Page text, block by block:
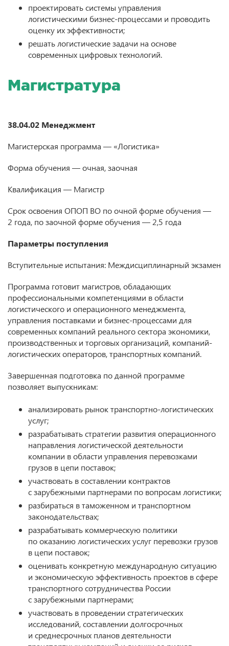
проектировать системы управления
логистическими бизнес-процессами и проводить
оценку их эффективности;
решать логистические задачи на основе
современных цифровых технологий.
Магистратура
38.04.02 Менеджмент
Магистерская программа — «Логистика»
Форма обучения — очная, заочная
Квалификация — Магистр
Срок освоения ОПОП ВО по очной форме обучения —
2 года, по заочной форме обучения — 2,5 года
Параметры поступления
Вступительные испытания: Междисциплинарный экзамен
Программа готовит магистров, обладающих
профессиональными компетенциями в области
логистического и операционного менеджмента,
управления поставками и бизнес-процессами для
современных компаний реального сектора экономики,
производственных и торговых организаций, компаний-
логистических операторов, транспортных компаний.
Завершенная подготовка по данной программе
позволяет выпускникам:
анализировать рынок транспортно-логистических
услуг;
разрабатывать стратегии развития операционного
направления логистической деятельности
компании в области управления перевозками
грузов в цепи поставок;
участвовать в составлении контрактов
с зарубежными партнерами по вопросам логистики;
разбираться в таможенном и транспортном
законодательствах;
разрабатывать коммерческую политики
по оказанию логистических услуг перевозки грузов
в цепи поставок;
оценивать конкретную международную ситуацию
и экономическую эффективность проектов в сфере
транспортного сотрудничества России
с зарубежными партнерами;
участвовать в проведении стратегических
исследований, составлении долгосрочных
и среднесрочных планов деятельности